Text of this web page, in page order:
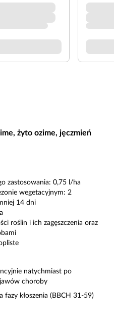
żyto ozime, jęczmień
zastosowania: 0,75 l/ha
wegetacyjnym: 2
14 dni
roślin i ich zagęszczenia oraz
natychmiast po
choroby
fazy kłoszenia (BBCH 31-59)